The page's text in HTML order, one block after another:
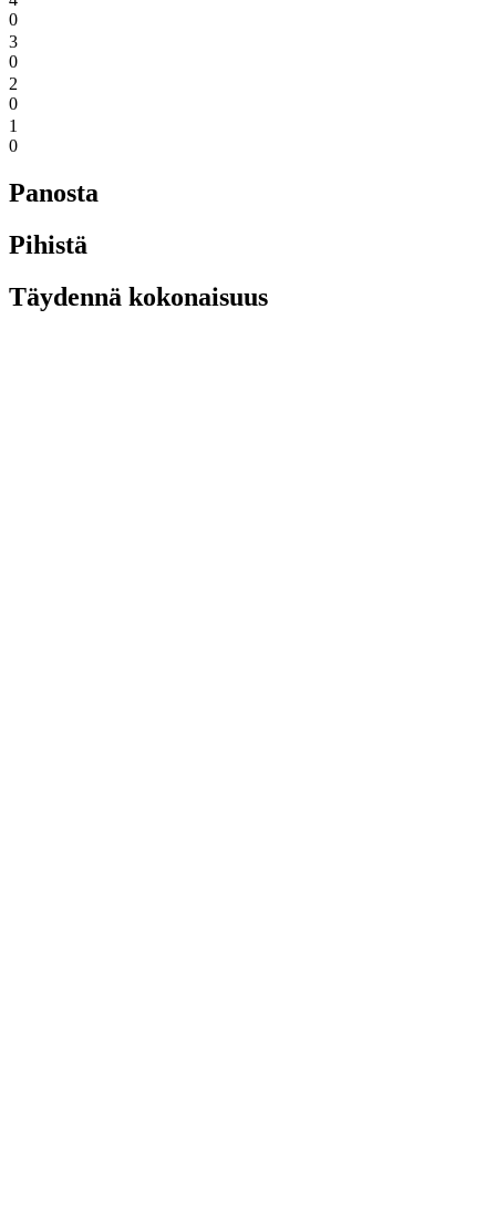
0
3
0
2
0
1
0
Panosta
Pihistä
Täydennä kokonaisuus